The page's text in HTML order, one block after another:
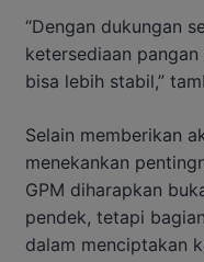
“Dengan dukungan
ketersediaan
bisa lebih stabil,”
Selain memberikan
menekankan
GPM diharapkan
pendek, tetapi
dalam menciptakan